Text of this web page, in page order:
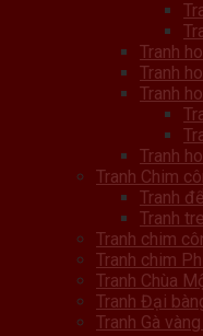
Tranh
Tranh
Tranh
Tranh
Tranh Chim
Tranh
Tranh
Tranh chim
Tranh chim
Tranh Chùa
Tranh Đại
Tranh Gà